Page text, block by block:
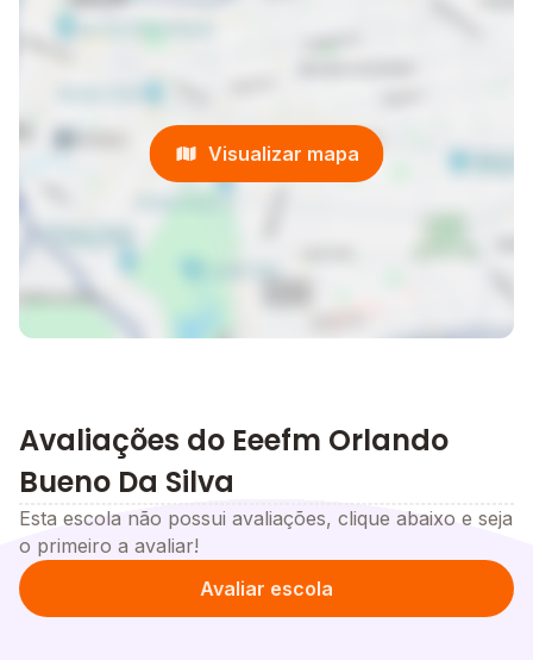
Visualizar mapa
Avaliações do Eeefm Orlando
Bueno Da Silva
Esta escola não possui avaliações, clique abaixo e seja
o primeiro a avaliar!
Avaliar escola